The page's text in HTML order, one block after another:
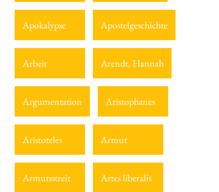
Apokalypse Apostelgeschichte
Arbeit Arendt, Hannah
Argumentation Aristophanes
Aristoteles Armut
Armutsstreit Artes liberalis